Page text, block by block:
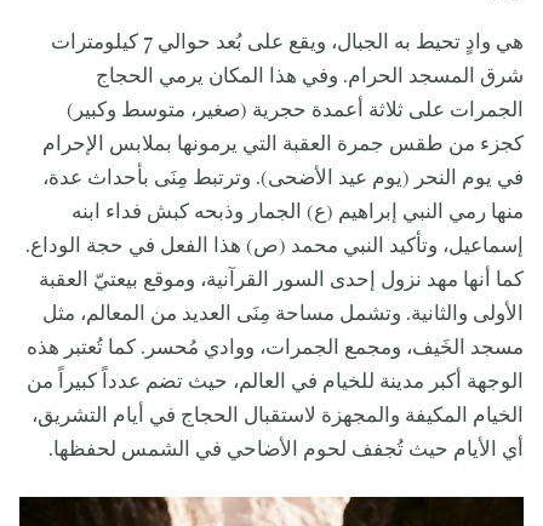
هي وادٍ تحيط به الجبال، ويقع على بُعد حوالي 7 كيلومترات
شرق المسجد الحرام. وفي هذا المكان يرمي الحجاج
الجمرات على ثلاثة أعمدة حجرية (صغير، متوسط وكبير)
كجزء من طقس جمرة العقبة التي يرمونها بملابس الإحرام
في يوم النحر (يوم عيد الأضحى). وترتبط مِنَى بأحداث عدة،
منها رمي النبي إبراهيم (ع) الجمار وذبحه كبش فداء ابنه
إسماعيل، وتأكيد النبي محمد (ص) هذا الفعل في حجة الوداع.
كما أنها مهد نزول إحدى السور القرآنية، وموقع بيعتيّ العقبة
الأولى والثانية. وتشمل مساحة مِنَى العديد من المعالم، مثل
مسجد الخَيف، ومجمع الجمرات، ووادي مُحسر. كما تُعتبر هذه
الوجهة أكبر مدينة للخيام في العالم، حيث تضم عدداً كبيراً من
الخيام المكيفة والمجهزة لاستقبال الحجاج في أيام التشريق،
أي الأيام حيث تُجفف لحوم الأضاحي في الشمس لحفظها.